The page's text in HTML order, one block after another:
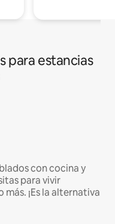
para estancias
con cocina y
para vivir
¡Es la alternativa